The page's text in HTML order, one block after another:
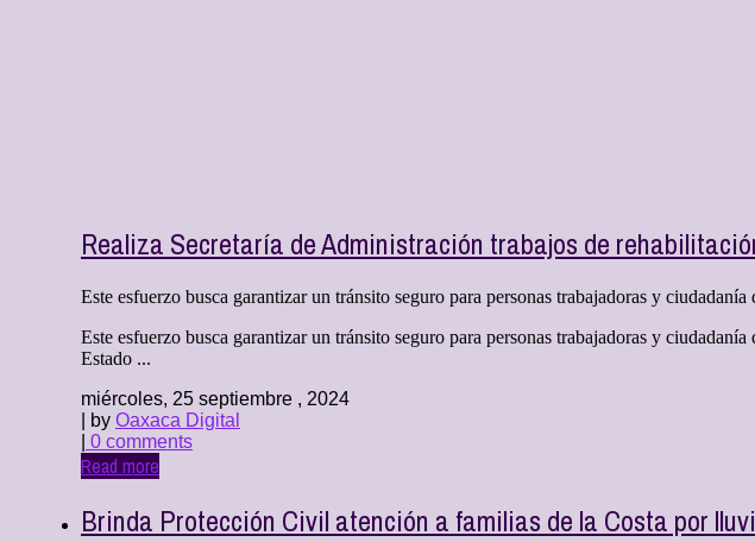
Realiza Secretaría de Administración trabajos de
Este esfuerzo busca garantizar un tránsito seguro para personas trabajadoras y
Este esfuerzo busca garantizar un tránsito seguro para personas trabajadoras y
Estado ...
miércoles, 25 septiembre , 2024
| by Oaxaca Digital
0 comments
Read more
Brinda Protección Civil atención a familias de la Costa por